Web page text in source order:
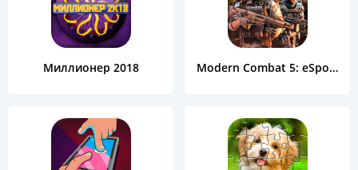
Миллионер 2018 Modern Combat 5: eSports FPS